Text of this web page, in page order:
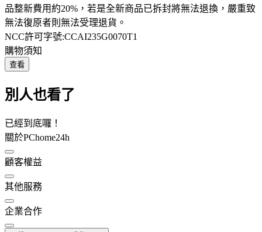
品整新費用約20%，若是全新商品已拆封將無法退換，嚴重致
無法復原者則無法受理退貨。
NCC許可字號:CCAI235G0070T1
購物須知
查看
別人也看了
已經到底囉！
關於PChome24h
顧客權益
其他服務
企業合作